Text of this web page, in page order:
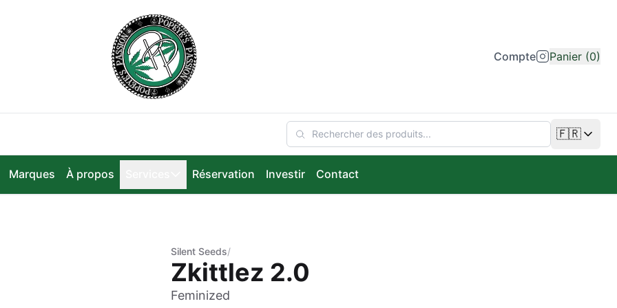
Compte Panier (0)
🇫🇷
Changer
Marques À propos Réservation Investir Contact
Silent Seeds/
Zkittlez 2.0
Feminized